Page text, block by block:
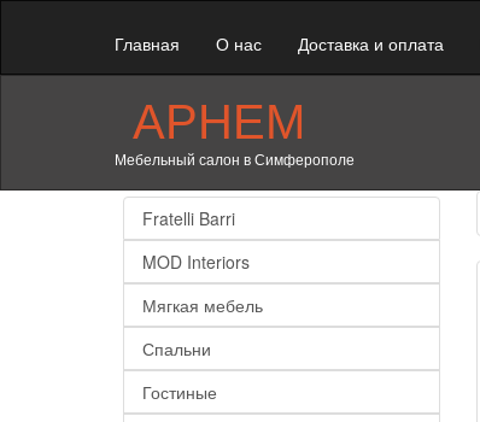
Главная О нас Доставка и оплата
АРНЕМ
Мебельный салон в Симферополе
Fratelli Barri
MOD Interiors
Мягкая мебель
Спальни
Гостиные